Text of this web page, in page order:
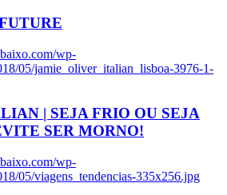
wp-
05/jamie_oliver_italian_lisboa-3976-1-
| SEJA FRIO OU SEJA
SER MORNO!
wp-
05/viagens_tendencias-335x256.jpg